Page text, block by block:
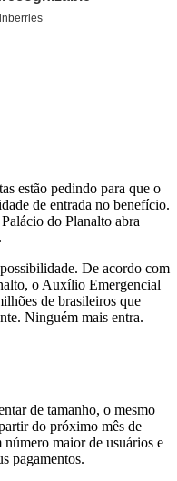
estão pedindo para que o
de entrada no benefício.
do Planalto abra
De acordo com
o Auxílio Emergencial
de brasileiros que
Ninguém mais entra.
de tamanho, o mesmo
do próximo mês de
maior de usuários e
pagamentos.